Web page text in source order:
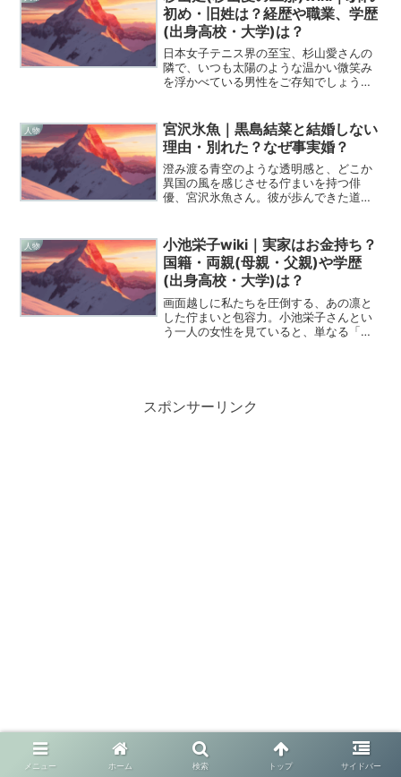
いできました。30代を...
初め・旧姓は？経歴や職業、学歴
(出身高校・大学)は？
日本女子テニス界の至宝、杉山愛さんの
隣で、いつも太陽のような温かい微笑み
を浮かべている男性をご存知でしょう
一つもありません」と断言し、公私とも
に全幅の信頼を寄せる彼...
人物
宮沢氷魚｜黒島結菜と結婚しない
理由・別れた？なぜ事実婚？
澄み渡る青空のような透明感と、どこか
異国の風を感じさせる佇まいを持つ俳
優、宮沢氷魚さん。彼が歩んできた道の
く、そして彼の魂に触れるような視点で
解き明かしていきた...
人物
小池栄子wiki｜実家はお金持ち？
国籍・両親(母親・父親)や学歴
(出身高校・大学)は？
画面越しに私たちを圧倒する、あの凛と
した佇まいと包容力。小池栄子さんとい
う一人の女性を見ていると、単なる「俳
スポンサーリンク
メニュー ホーム 検索 トップ サイドバー